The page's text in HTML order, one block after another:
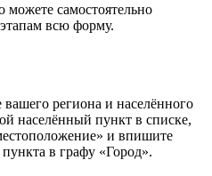
самостоятельно
всю форму.
региона и населённого
населённый пункт в списке,
и впишите
в графу «Город».